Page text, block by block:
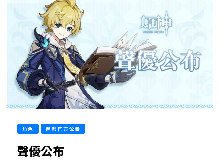
角色 遊戲官方公告
聲優公布